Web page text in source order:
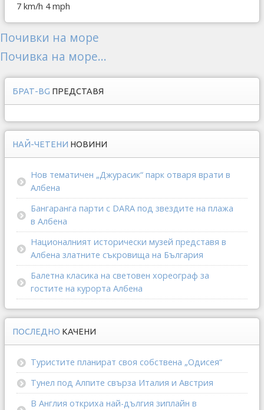
7 km/h 4 mph
Почивки на море
Почивка на море...
БРАТ-BG ПРЕДСТАВЯ
НАЙ-ЧЕТЕНИ НОВИНИ
Нов тематичен „Джурасик“ парк отваря врати в
Албена
Бангаранга парти с DARA под звездите на плажа
в Албена
Националният исторически музей представя в
Албена златните съкровища на България
Балетна класика на световен хореограф за
гостите на курорта Албена
ПОСЛЕДНО КАЧЕНИ
Туристите планират своя собствена „Одисея“
Тунел под Алпите свърза Италия и Австрия
В Англия откриха най-дългия зиплайн в